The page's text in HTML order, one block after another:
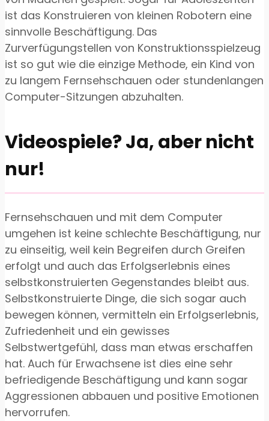
ist das Konstruieren von kleinen Robotern eine
sinnvolle Beschäftigung. Das
Zurverfügungstellen von Konstruktionsspielzeug
ist so gut wie die einzige Methode, ein Kind von
zu langem Fernsehschauen oder stundenlangen
Computer-Sitzungen abzuhalten.
Videospiele? Ja, aber nicht
nur!
Fernsehschauen und mit dem Computer
umgehen ist keine schlechte Beschäftigung, nur
zu einseitig, weil kein Begreifen durch Greifen
erfolgt und auch das Erfolgserlebnis eines
selbstkonstruierten Gegenstandes bleibt aus.
Selbstkonstruierte Dinge, die sich sogar auch
bewegen können, vermitteln ein Erfolgserlebnis,
Zufriedenheit und ein gewisses
Selbstwertgefühl, dass man etwas erschaffen
hat. Auch für Erwachsene ist dies eine sehr
befriedigende Beschäftigung und kann sogar
Aggressionen abbauen und positive Emotionen
hervorrufen.